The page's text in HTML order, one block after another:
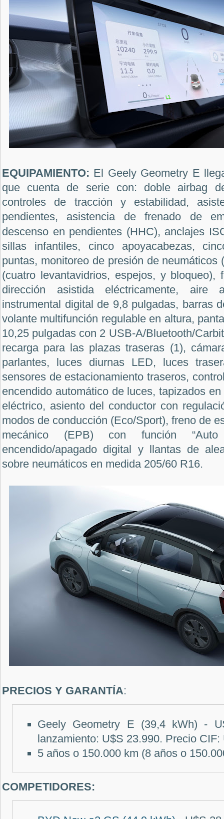
EQUIPAMIENTO: El Geely Geometry E
que cuenta de serie con: doble airbag
controles de tracción y estabilidad,
pendientes, asistencia de frenado de
descenso en pendientes (HHC), anclajes
sillas infantiles, cinco apoyacabezas,
puntas, monitoreo de presión de neumáticos
(cuatro levantavidrios, espejos, y bloqueo),
dirección asistida eléctricamente, aire
instrumental digital de 9,8 pulgadas, barras
volante multifunción regulable en altura,
10,25 pulgadas con 2 USB-A/Bluetooth/
recarga para las plazas traseras (1),
parlantes, luces diurnas LED, luces
sensores de estacionamiento traseros,
encendido automático de luces, tapizados
eléctrico, asiento del conductor con
modos de conducción (Eco/Sport), freno de
mecánico (EPB) con función “
encendido/apagado digital y llantas de
sobre neumáticos en medida 205/60 R16.
PRECIOS Y GARANTÍA:
Geely Geometry E (39,4 kWh) -
lanzamiento: U$S 23.990. Precio CIF:
5 años o 150.000 km (8 años o
COMPETIDORES: